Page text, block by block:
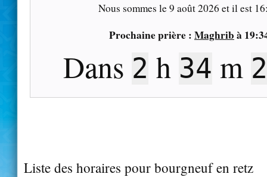
Nous sommes le9 août 2026 et il est
Prochaine prière : Maghrib à
Dans 2 h 34 m
Liste des horaires pour bourgneuf en retz